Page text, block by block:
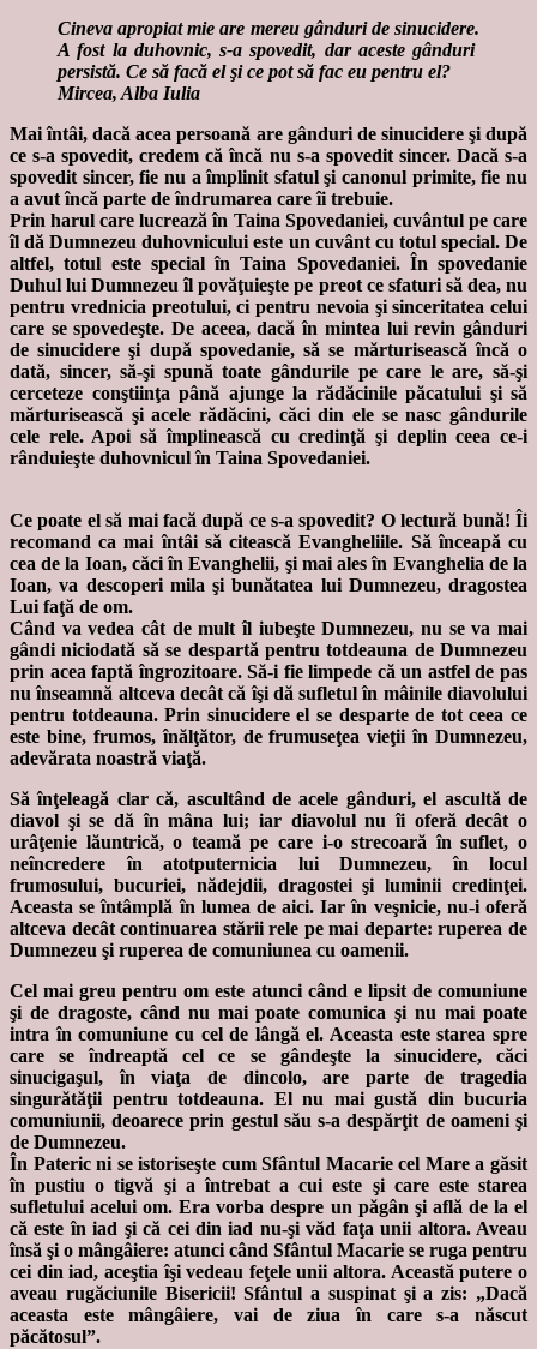
Cineva apropiat mie are mereu gânduri de sinucidere.
A fost la duhovnic, s-a spovedit, dar aceste gânduri
persistă. Ce să facă el şi ce pot să fac eu pentru el?
Mircea, Alba Iulia
Mai întâi, dacă acea persoană are gânduri de sinucidere şi după
ce s-a spovedit, credem că încă nu s-a spovedit sincer. Dacă s-a
spovedit sincer, fie nu a împlinit sfatul şi canonul primite, fie nu
a avut încă parte de îndrumarea care îi trebuie.
Prin harul care lucrează în Taina Spovedaniei, cuvântul pe care
îl dă Dumnezeu duhovnicului este un cuvânt cu totul special. De
altfel, totul este special în Taina Spovedaniei. În spovedanie
Duhul lui Dumnezeu îl povăţuieşte pe preot ce sfaturi să dea, nu
pentru vrednicia preotului, ci pentru nevoia şi sinceritatea celui
care se spovedeşte. De aceea, dacă în mintea lui revin gânduri
de sinucidere şi după spovedanie, să se mărturisească încă o
dată, sincer, să-şi spună toate gândurile pe care le are, să-şi
cerceteze conştiinţa până ajunge la rădăcinile păcatului şi să
mărturisească şi acele rădăcini, căci din ele se nasc gândurile
cele rele. Apoi să împlinească cu credinţă şi deplin ceea ce-i
rânduieşte duhovnicul în Taina Spovedaniei.
Ce poate el să mai facă după ce s-a spovedit? O lectură bună! Îi
recomand ca mai întâi să citească Evangheliile. Să înceapă cu
cea de la Ioan, căci în Evanghelii, şi mai ales în Evanghelia de la
Ioan, va descoperi mila şi bunătatea lui Dumnezeu, dragostea
Lui faţă de om.
Când va vedea cât de mult îl iubeşte Dumnezeu, nu se va mai
gândi niciodată să se despartă pentru totdeauna de Dumnezeu
prin acea faptă îngrozitoare. Să-i fie limpede că un astfel de pas
nu înseamnă altceva decât că îşi dă sufletul în mâinile diavolului
pentru totdeauna. Prin sinucidere el se desparte de tot ceea ce
este bine, frumos, înălţător, de frumuseţea vieţii în Dumnezeu,
adevărata noastră viaţă.
Să înţeleagă clar că, ascultând de acele gânduri, el ascultă de
diavol şi se dă în mâna lui; iar diavolul nu îi oferă decât o
urâţenie lăuntrică, o teamă pe care i-o strecoară în suflet, o
neîncredere în atotputernicia lui Dumnezeu, în locul
frumosului, bucuriei, nădejdii, dragostei şi luminii credinţei.
Aceasta se întâmplă în lumea de aici. Iar în veşnicie, nu-i oferă
altceva decât continuarea stării rele pe mai departe: ruperea de
Dumnezeu şi ruperea de comuniunea cu oamenii.
Cel mai greu pentru om este atunci când e lipsit de comuniune
şi de dragoste, când nu mai poate comunica şi nu mai poate
intra în comuniune cu cel de lângă el. Aceasta este starea spre
care se îndreaptă cel ce se gândeşte la sinucidere, căci
sinucigaşul, în viaţa de dincolo, are parte de tragedia
singurătăţii pentru totdeauna. El nu mai gustă din bucuria
comuniunii, deoarece prin gestul său s-a despărţit de oameni şi
de Dumnezeu.
În Pateric ni se istoriseşte cum Sfântul Macarie cel Mare a găsit
în pustiu o tigvă şi a întrebat a cui este şi care este starea
sufletului acelui om. Era vorba despre un păgân şi află de la el
că este în iad şi că cei din iad nu-şi văd faţa unii altora. Aveau
însă şi o mângâiere: atunci când Sfântul Macarie se ruga pentru
cei din iad, aceştia îşi vedeau feţele unii altora. Această putere o
aveau rugăciunile Bisericii! Sfântul a suspinat şi a zis: „Dacă
aceasta este mângâiere, vai de ziua în care s-a născut
păcătosul”.